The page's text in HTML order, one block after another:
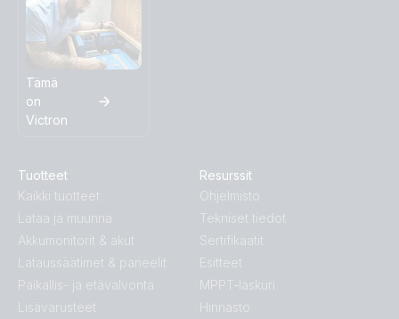
Tämä
on
Victron
Tuotteet
Kaikki tuotteet
Lataa ja muunna
Akkumonitorit & akut
Lataussäätimet & paneelit
Paikallis- ja etävalvonta
Lisävarusteet
Resurssit
Ohjelmisto
Tekniset tiedot
Sertifikaatit
Esitteet
MPPT-laskuri
Hinnasto